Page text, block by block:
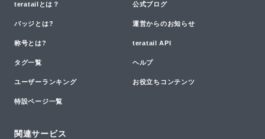
teratailとは？ 公式ブログ
バッジとは? 運営からのお知らせ
称号とは? teratail API
タグ一覧 ヘルプ
ユーザーランキング お役立ちコンテンツ
特設ページ一覧
関連サービス